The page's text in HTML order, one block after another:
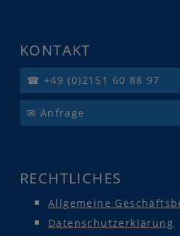
KONTAKT
☎ +49 (0)2151 60 88 97
✉ Anfrage
RECHTLICHES
Allgemeine
Datenschutzerklärung